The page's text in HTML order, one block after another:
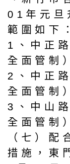
01年元旦
範圍如下：
1、中正
全面管制
2、中正
全面管制
3、中山
全面管制
（七）配
措施，東